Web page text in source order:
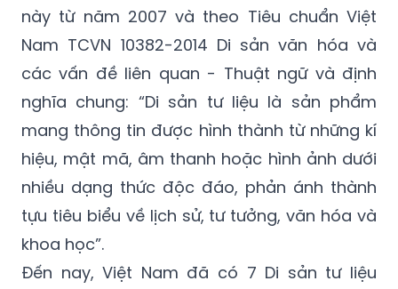
này từ năm 2007 và theo Tiêu chuẩn Việt
Nam TCVN 10382-2014 Di sản văn hóa và
các vấn đề liên quan - Thuật ngữ và định
nghĩa chung: “Di sản tư liệu là sản phẩm
mang thông tin được hình thành từ những kí
hiệu, mật mã, âm thanh hoặc hình ảnh dưới
nhiều dạng thức độc đáo, phản ánh thành
tựu tiêu biểu về lịch sử, tư tưởng, văn hóa và
khoa học”.
Đến nay, Việt Nam đã có 7 Di sản tư liệu